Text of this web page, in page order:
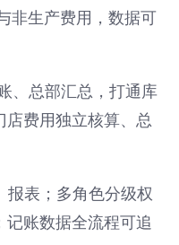
非生产费用，数据可
、总部汇总，打通库
费用独立核算、总
报表；多角色分级权
记账数据全流程可追